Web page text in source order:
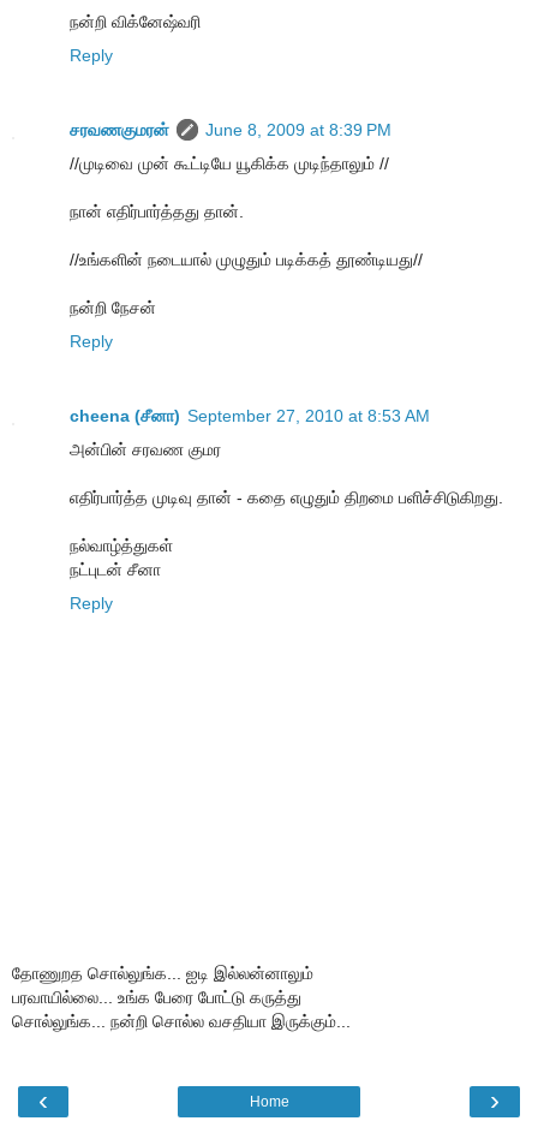
நன்றி விக்னேஷ்வரி
Reply
சரவணகுமரன்
June 8, 2009 at 8:39 PM
//முடிவை முன் கூட்டியே யூகிக்க முடிந்தாலும் //
நான் எதிர்பார்த்தது தான்.
//உங்களின் நடையால் முழுதும் படிக்கத் தூண்டியது//
நன்றி நேசன்
Reply
cheena (சீனா) September 27, 2010 at 8:53 AM
அன்பின் சரவண குமர
எதிர்பார்த்த முடிவு தான் - கதை எழுதும் திறமை பளிச்சிடுகிறது.
நல்வாழ்த்துகள்
நட்புடன் சீனா
Reply
தோணுறத சொல்லுங்க... ஐடி இல்லன்னாலும்
பரவாயில்லை... உங்க பேரை போட்டு கருத்து
சொல்லுங்க... நன்றி சொல்ல வசதியா இருக்கும்...
‹ ›
Home